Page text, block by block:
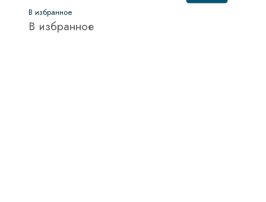
В избранное
В избранное